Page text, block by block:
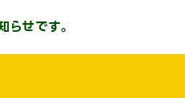
せです。